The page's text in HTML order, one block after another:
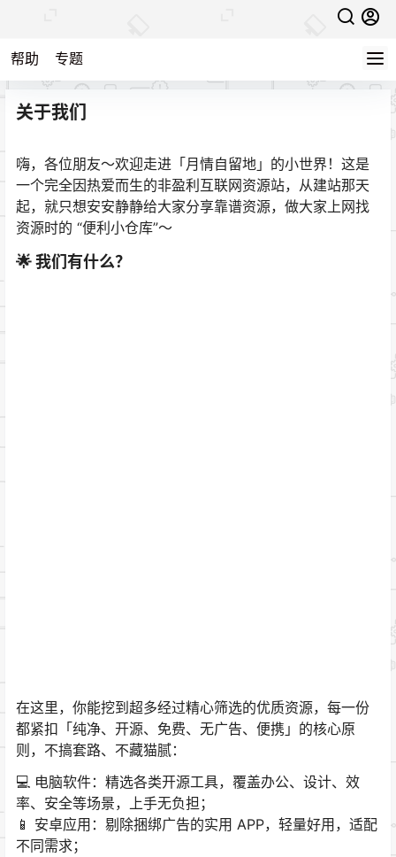
帮助 专题
关于我们
嗨，各位朋友～欢迎走进「月情自留地」的小世界！这是
一个完全因热爱而生的非盈利互联网资源站，从建站那天
起，就只想安安静静给大家分享靠谱资源，做大家上网找
资源时的 “便利小仓库”～
🌟 我们有什么？
在这里，你能挖到超多经过精心筛选的优质资源，每一份
都紧扣「纯净、开源、免费、无广告、便携」的核心原
则，不搞套路、不藏猫腻：
💻 电脑软件：精选各类开源工具，覆盖办公、设计、效
率、安全等场景，上手无负担；
📱 安卓应用：剔除捆绑广告的实用 APP，轻量好用，适配
不同需求；